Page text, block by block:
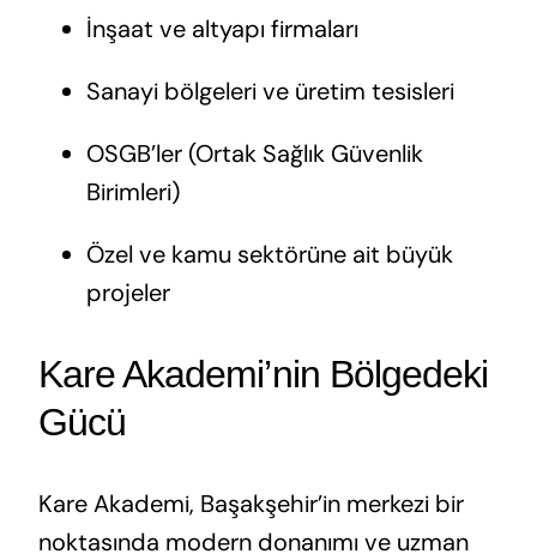
İnşaat ve altyapı firmaları
Sanayi bölgeleri ve üretim tesisleri
OSGB’ler (Ortak Sağlık Güvenlik
Birimleri)
Özel ve kamu sektörüne ait büyük
projeler
Kare Akademi’nin Bölgedeki
Gücü
Kare Akademi, Başakşehir’in merkezi bir
noktasında modern donanımı ve uzman